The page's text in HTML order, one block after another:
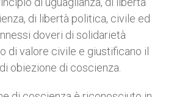
di libertà politica, civile ed
doveri di solidarietà
di valore civile e giustificano il
obiezione di coscienza.